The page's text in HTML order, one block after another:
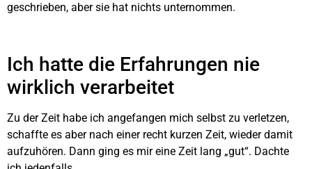
geschrieben, aber sie hat nichts unternommen.
Ich hatte die Erfahrungen nie
wirklich verarbeitet
Zu der Zeit habe ich angefangen mich selbst zu verletzen,
schaffte es aber nach einer recht kurzen Zeit, wieder damit
aufzuhören. Dann ging es mir eine Zeit lang „gut“. Dachte